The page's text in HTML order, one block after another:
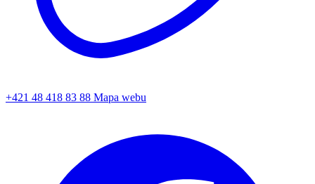
+421 48 418 83 88 Mapa webu